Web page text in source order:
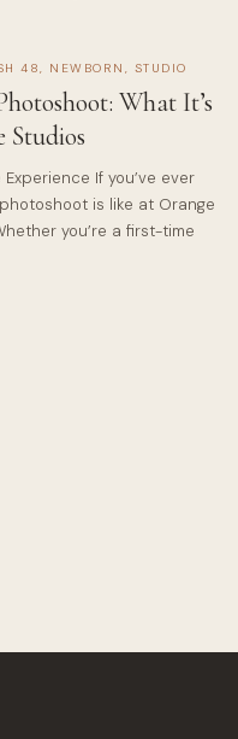
48, NEWBORN , STUDIO
What It’s
Studios
If you’ve ever
is like at Orange
you’re a first-time